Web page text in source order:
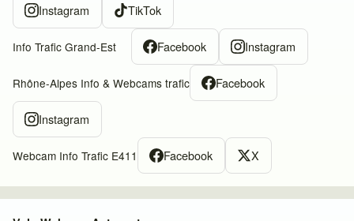
Instagram TikTok
Info Trafic Grand-Est Facebook Instagram
Rhône-Alpes Info & Webcams trafic Facebook
Instagram
Webcam Info Trafic E411 Facebook X